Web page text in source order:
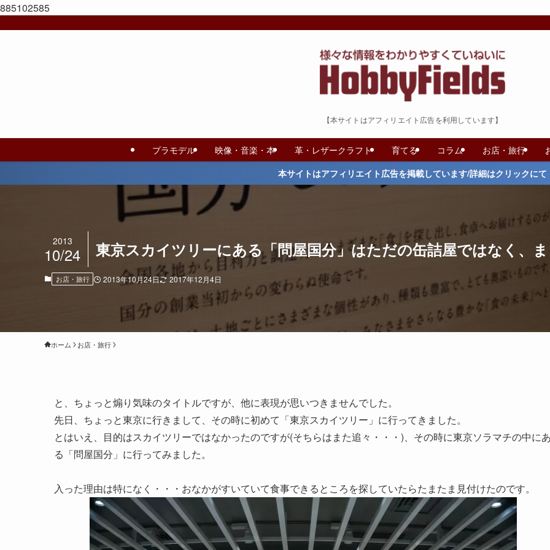
885102585
【本サイトはアフィリエイト広告を利用しています】
プラモデル 映像・音楽・本 革・レザークラフト 育てる コラム お店・旅行
本サイトはアフィリエイト広告を掲載しています/詳細はクリックにて
東京スカイツリーにある「問屋国分」はただの缶詰屋ではなく、
2013
10/24
お店・旅行 2013年10月24日 2017年12月4日
ホーム お店・旅行
と、ちょっと煽り気味のタイトルですが、他に表現が思いつきませんでした。
先日、ちょっと東京に行きまして、その時に初めて「東京スカイツリー」に行ってきました。
とはいえ、目的はスカイツリーではなかったのですが(そちらはまた追々・・・)、その時に東京ソラマチの中に
る「問屋国分」に行ってみました。
入った理由は特になく・・・おなかがすいていて食事できるところを探していたらたまたま見付けたのです。